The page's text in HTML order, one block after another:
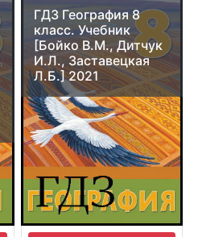
ГДЗ География 8
класс. Учебник
[Бойко В.М., Дитчук
И.Л., Заставецкая
Л.Б.] 2021